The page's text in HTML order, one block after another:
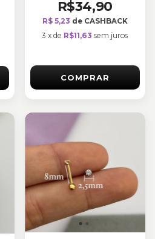
R$34,90
R$ 5,23 de CASHBACK
3 xde R$11,63 sem juros
COMPRAR